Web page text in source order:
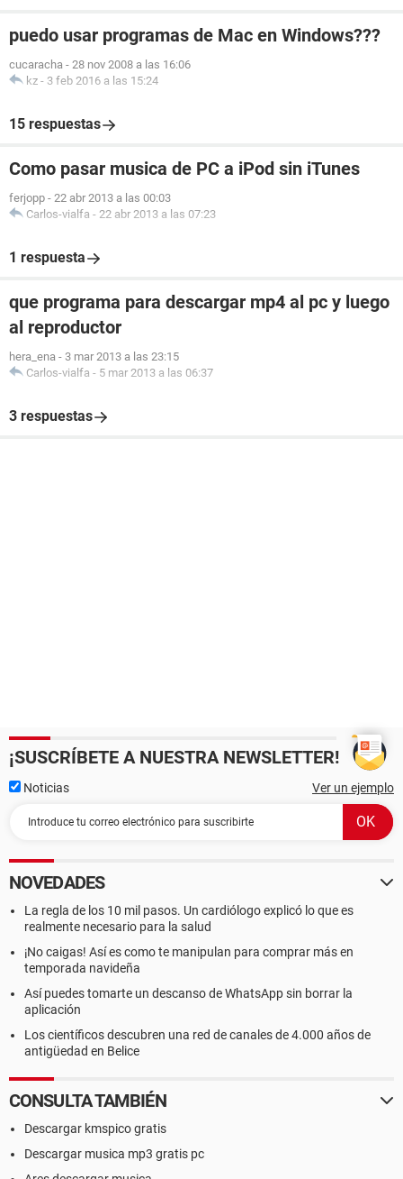
puedo usar programas de Mac en Windows???
cucaracha - 28 nov 2008 a las 16:06
kz - 3 feb 2016 a las 15:24
15 respuestas
Como pasar musica de PC a iPod sin iTunes
ferjopp - 22 abr 2013 a las 00:03
Carlos-vialfa - 22 abr 2013 a las 07:23
1 respuesta
que programa para descargar mp4 al pc y luego
al reproductor
hera_ena - 3 mar 2013 a las 23:15
Carlos-vialfa - 5 mar 2013 a las 06:37
3 respuestas
¡SUSCRÍBETE A NUESTRA NEWSLETTER!
Noticias Ver un ejemplo
NOVEDADES
La regla de los 10 mil pasos. Un cardiólogo explicó lo que es
realmente necesario para la salud
¡No caigas! Así es como te manipulan para comprar más en
temporada navideña
Así puedes tomarte un descanso de WhatsApp sin borrar la
aplicación
Los científicos descubren una red de canales de 4.000 años de
antigüedad en Belice
CONSULTA TAMBIÉN
Descargar kmspico gratis
Descargar musica mp3 gratis pc